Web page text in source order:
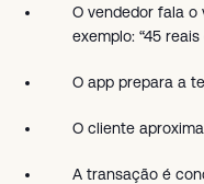
O vendedor fala o
exemplo: “45
O app prepara a
O cliente
A transação é